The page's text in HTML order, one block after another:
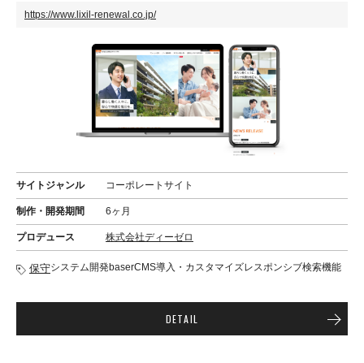
https://www.lixil-renewal.co.jp/
サイトジャンル コーポレートサイト
制作・開発期間 6ヶ月
プロデュース 株式会社ディーゼロ
保守システム開発baserCMS導入・カスタマイズレスポンシブ検索機能
DETAIL